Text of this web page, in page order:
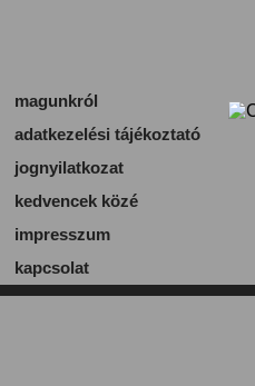
magunkról
adatkezelési tájékoztató
jognyilatkozat
kedvencek közé
impresszum
kapcsolat